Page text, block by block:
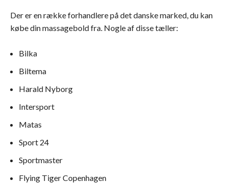
Der er en række forhandlere på det danske marked, du kan
købe din massagebold fra. Nogle af disse tæller:
Bilka
Biltema
Harald Nyborg
Intersport
Matas
Sport 24
Sportmaster
Flying Tiger Copenhagen